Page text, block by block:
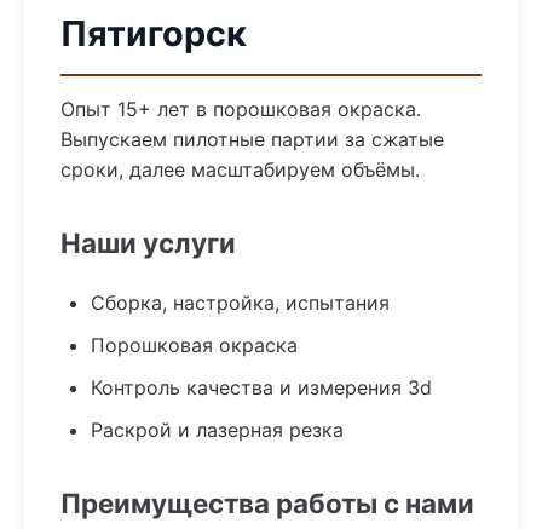
Пятигорск
Опыт 15+ лет в порошковая окраска.
Выпускаем пилотные партии за сжатые
сроки, далее масштабируем объёмы.
Наши услуги
Сборка, настройка, испытания
Порошковая окраска
Контроль качества и измерения 3d
Раскрой и лазерная резка
Преимущества работы с нами